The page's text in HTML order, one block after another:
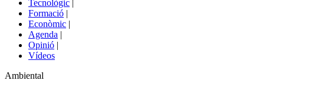
Tecnològic |
Formació |
Econòmic |
Agenda |
Opinió |
Vídeos
Àmbit
Ambiental